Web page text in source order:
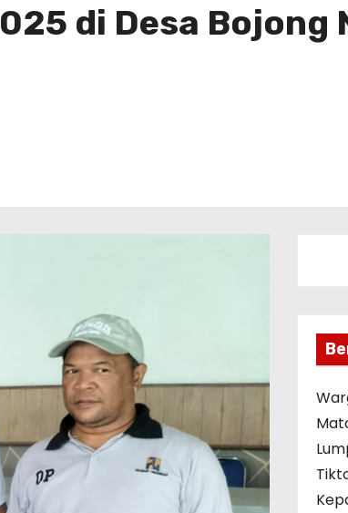
di Desa Bojong